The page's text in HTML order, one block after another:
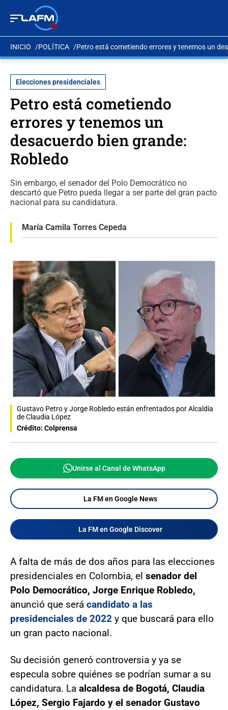
INICIO POLÍTICA Petro está cometiendo errores y tenemos un
Elecciones presidenciales
Petro está cometiendo
errores y tenemos un
desacuerdo bien grande:
Robledo
Sin embargo, el senador del Polo Democrático no
descartó que Petro pueda llegar a ser parte del gran pacto
nacional para su candidatura.
María Camila Torres Cepeda
Gustavo Petro y Jorge Robledo están enfrentados por Alcaldía
de Claudia López
Crédito: Colprensa
Unirse al Canal de WhatsApp
La FM en Google News
La FM en Google Discover
A falta de más de dos años para las elecciones
presidenciales en Colombia, el senador del
Polo Democrático, Jorge Enrique Robledo,
anunció que será candidato a las
presidenciales de 2022 y que buscará para ello
un gran pacto nacional.
Su decisión generó controversia y ya se
especula sobre quiénes se podrían sumar a su
candidatura. La alcaldesa de Bogotá, Claudia
López, Sergio Fajardo y el senador Gustavo